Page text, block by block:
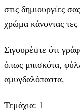
στις δημιουργίες
χρώμα κάνοντας τες
Σιγουρέψτε ότι
όπως μπισκότα,
αμυγδαλόπαστα.
Τεμάχια: 1